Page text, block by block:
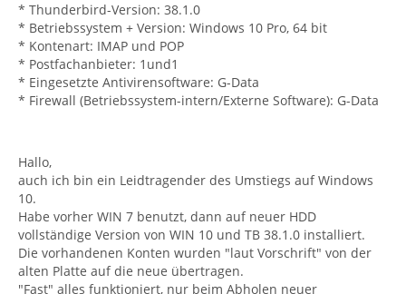
* Thunderbird-Version: 38.1.0
* Betriebssystem + Version: Windows 10 Pro, 64 bit
* Kontenart: IMAP und POP
* Postfachanbieter: 1und1
* Eingesetzte Antivirensoftware: G-Data
* Firewall (Betriebssystem-intern/Externe Software): G-Data
Hallo,
auch ich bin ein Leidtragender des Umstiegs auf Windows
10.
Habe vorher WIN 7 benutzt, dann auf neuer HDD
vollständige Version von WIN 10 und TB 38.1.0 installiert.
Die vorhandenen Konten wurden "laut Vorschrift" von der
alten Platte auf die neue übertragen.
"Fast" alles funktioniert, nur beim Abholen neuer